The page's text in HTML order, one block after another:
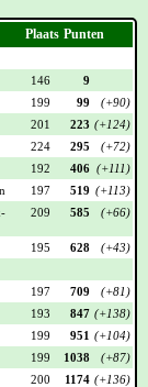
Plaats Punten
146
9
199 99
(+90)
201 223 (+124)
224 295
(+72)
192 406 (+111)
197 519 (+113)
209 585 (+66)
195 628
(+43)
197 709
(+81)
193 847 (+138)
199 951 (+104)
199 1038
(+87)
200 1174 (+136)